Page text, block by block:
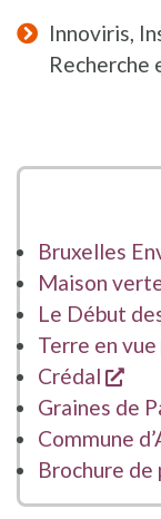
Innoviris,
Recherche
Bruxelles
Maison
Le Début
Terre en vue
Crédal
Graines de
Commune
Brochure